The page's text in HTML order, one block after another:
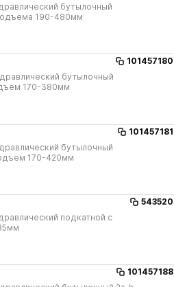
бутылочный
190-480мм
101457180
бутылочный
170-380мм
101457181
бутылочный
170-420мм
543520
подкатной с
101457188